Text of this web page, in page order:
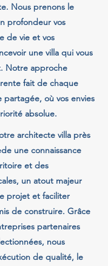
Nous prenons le
profondeur vos
de vie et vos
une villa qui vous
Notre approche
fait de chaque
où vos envies
absolue.
architecte villa près
une connaissance
et des
un atout majeur
projet et faciliter
de construire. Grâce
partenaires
nous
de qualité, le